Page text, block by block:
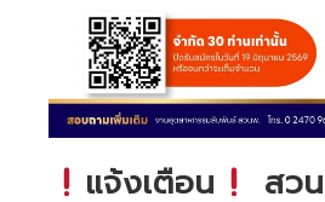
แจ้งเตือน
สว